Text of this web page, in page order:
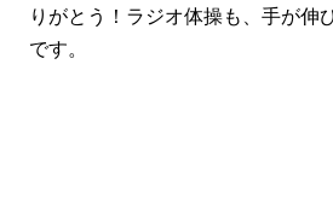
りがとう！ラジオ体操も、手が伸
です。